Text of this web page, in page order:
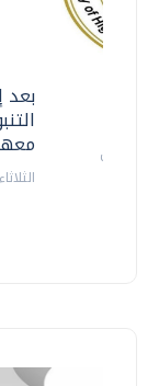
الثلاثاء، 04 اغسطس 2026